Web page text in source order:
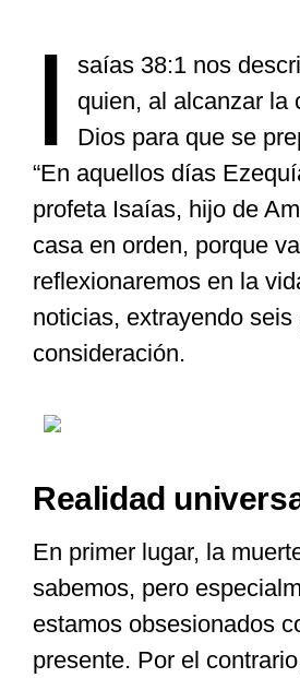
I
saías 38:1 nos
quien, al alcanzar la
Dios para que se
“En aquellos días
profeta Isaías, hijo de
casa en orden, porque
reflexionaremos en la
noticias, extrayendo
consideración.
Realidad
En primer lugar, la
sabemos, pero
estamos obsesionados
presente. Por el